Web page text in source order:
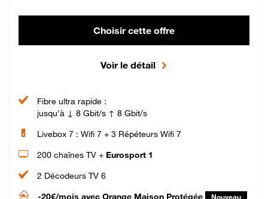
Choisir cette offre
Voir le détail
Fibre ultra rapide :
jusqu'à ↓ 8 Gbit/s ↑ 8 Gbit/s
Livebox 7 : Wifi 7 + 3 Répéteurs Wifi 7
200 chaînes TV + Eurosport 1
2 Décodeurs TV 6
-20€/mois avec Orange Maison Protégée Nouveau